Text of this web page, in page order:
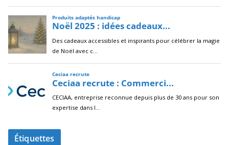
Étiquettes